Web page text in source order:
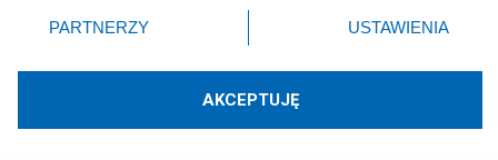
Technologię dostarcza:W3media.pl
zmienić/wycofać klikając przycisk ustawień prywatności
znajdujący się w lewym dolnym rogu strony
rodzaje przetwarzania danych nie wymagają zgody
użytkownika, ale masz prawo sprzeciwić się takiemu
PARTNERZY USTAWIENIA
AKCEPTUJĘ